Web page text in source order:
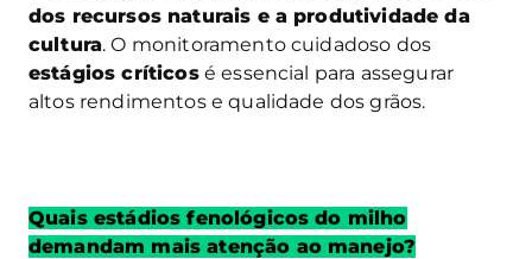
dos recursos naturais e a produtividade da
cultura. O monitoramento cuidadoso dos
estágios críticosé essencial para assegurar
altos rendimentos e qualidade dos grãos.
Quais estádios fenológicos do milho
demandam mais atenção ao manejo?